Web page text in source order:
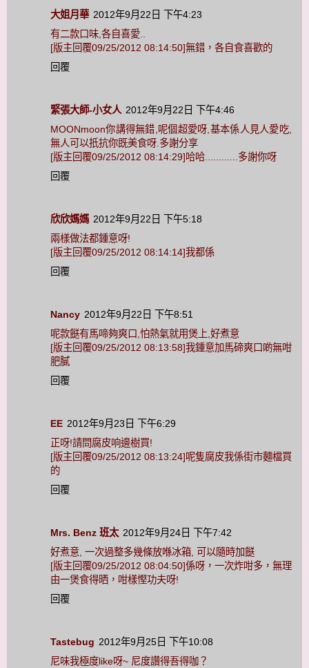
大姐月華 2012年9月22日 下午4:23
有二款口味,各自喜愛..
[版主回覆09/25/2012 08:14:50]無錯，各自食喜歡的
回覆
緊張大師-小女人 2012年9月22日 下午4:46
MOONmoon你講得無錯,呢個超愛呀,基本係人見人愛吃,
無人可以扺抗你既美食呀.多謝分享
[版主回覆09/25/2012 08:14:29]哈哈............多謝你呀
回覆
欣欣媽媽 2012年9月22日 下午5:18
兩樣做法都鍾意呀!
[版主回覆09/25/2012 08:14:14]我都係
回覆
Nancy 2012年9月22日 下午8:51
呢款餸有馬啼夠爽口,怕熱氣就用煲上,好煮意
[版主回覆09/25/2012 08:13:58]我鍾意加馬碲爽口啲無咁
肥膩
回覆
EE 2012年9月23日 下午6:29
正呀!請問腐皮响邊樹買!
[版主回覆09/25/2012 08:13:24]呢隻腐皮我係街巿麵檔買
的
回覆
Mrs. Benz 班太 2012年9月24日 下午7:42
好煮意, 一次過整多幾條放喺冰箱, 可以隨時加餸
[版主回覆09/25/2012 08:04:50]係呀，一次炸咁多，無理
由一煲食得晒，咁樣慳功夫呀!
回覆
Tastebug 2012年9月25日 下午10:08
尼味我極度like呀~ 尼度讚得吾得咖？